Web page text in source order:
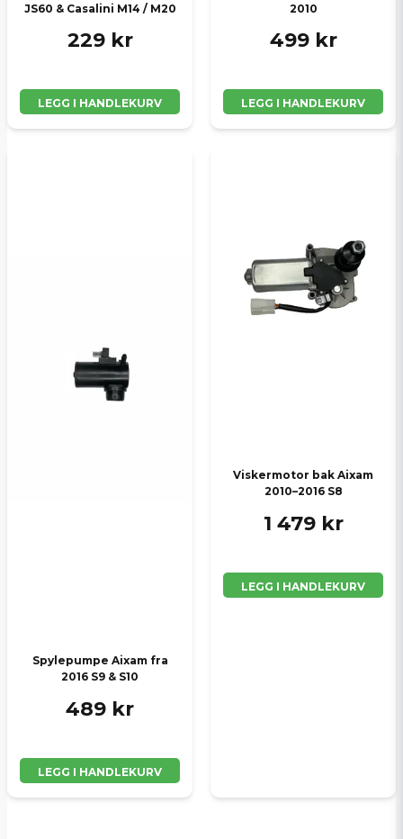
JS60 & Casalini M14 / M20
229 kr
LEGG I HANDLEKURV
2010
499 kr
LEGG I HANDLEKURV
Spylepumpe Aixam fra
2016 S9 & S10
489 kr
LEGG I HANDLEKURV
Viskermotor bak Aixam
2010–2016 S8
1 479 kr
LEGG I HANDLEKURV